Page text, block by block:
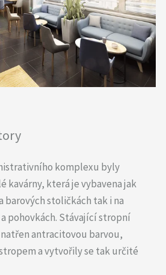
komplexu byly
kavárny, která je vybavena jak
barových stoličkách tak i na
pohovkách. Stávající stropní
antracitovou barvou,
a vytvořily se tak určité